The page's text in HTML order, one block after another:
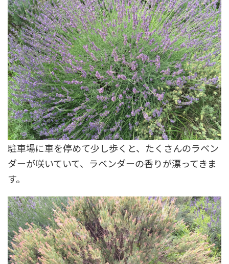
駐車場に車を停めて少し歩くと、たくさんのラベン
ダーが咲いていて、ラベンダーの香りが漂ってきま
す。